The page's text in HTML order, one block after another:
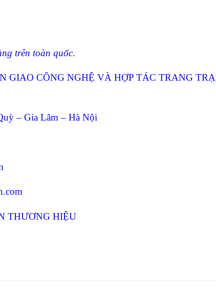
trên toàn quốc.
GIAO CÔNG NGHỆ VÀ HỢP TÁC TRANG
– Gia Lâm – Hà Nội
THƯƠNG HIỆU